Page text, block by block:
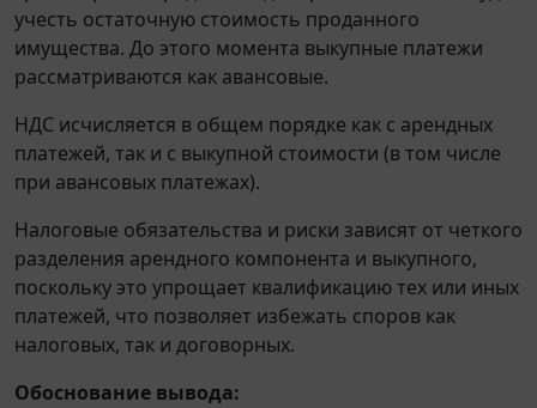
учесть остаточную стоимость проданного
имущества. До этого момента выкупные платежи
рассматриваются как авансовые.
НДС исчисляется в общем порядке как с арендных
платежей, так и с выкупной стоимости (в том числе
при авансовых платежах).
Налоговые обязательства и риски зависят от четкого
разделения арендного компонента и выкупного,
поскольку это упрощает квалификацию тех или иных
платежей, что позволяет избежать споров как
налоговых, так и договорных.
Обоснование вывода: